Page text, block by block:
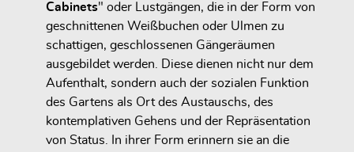
Cabinets" oder Lustgängen, die in der Form von
geschnittenen Weißbuchen oder Ulmen zu
schattigen, geschlossenen Gängeräumen
ausgebildet werden. Diese dienen nicht nur dem
Aufenthalt, sondern auch der sozialen Funktion
des Gartens als Ort des Austauschs, des
kontemplativen Gehens und der Repräsentation
von Status. In ihrer Form erinnern sie an die